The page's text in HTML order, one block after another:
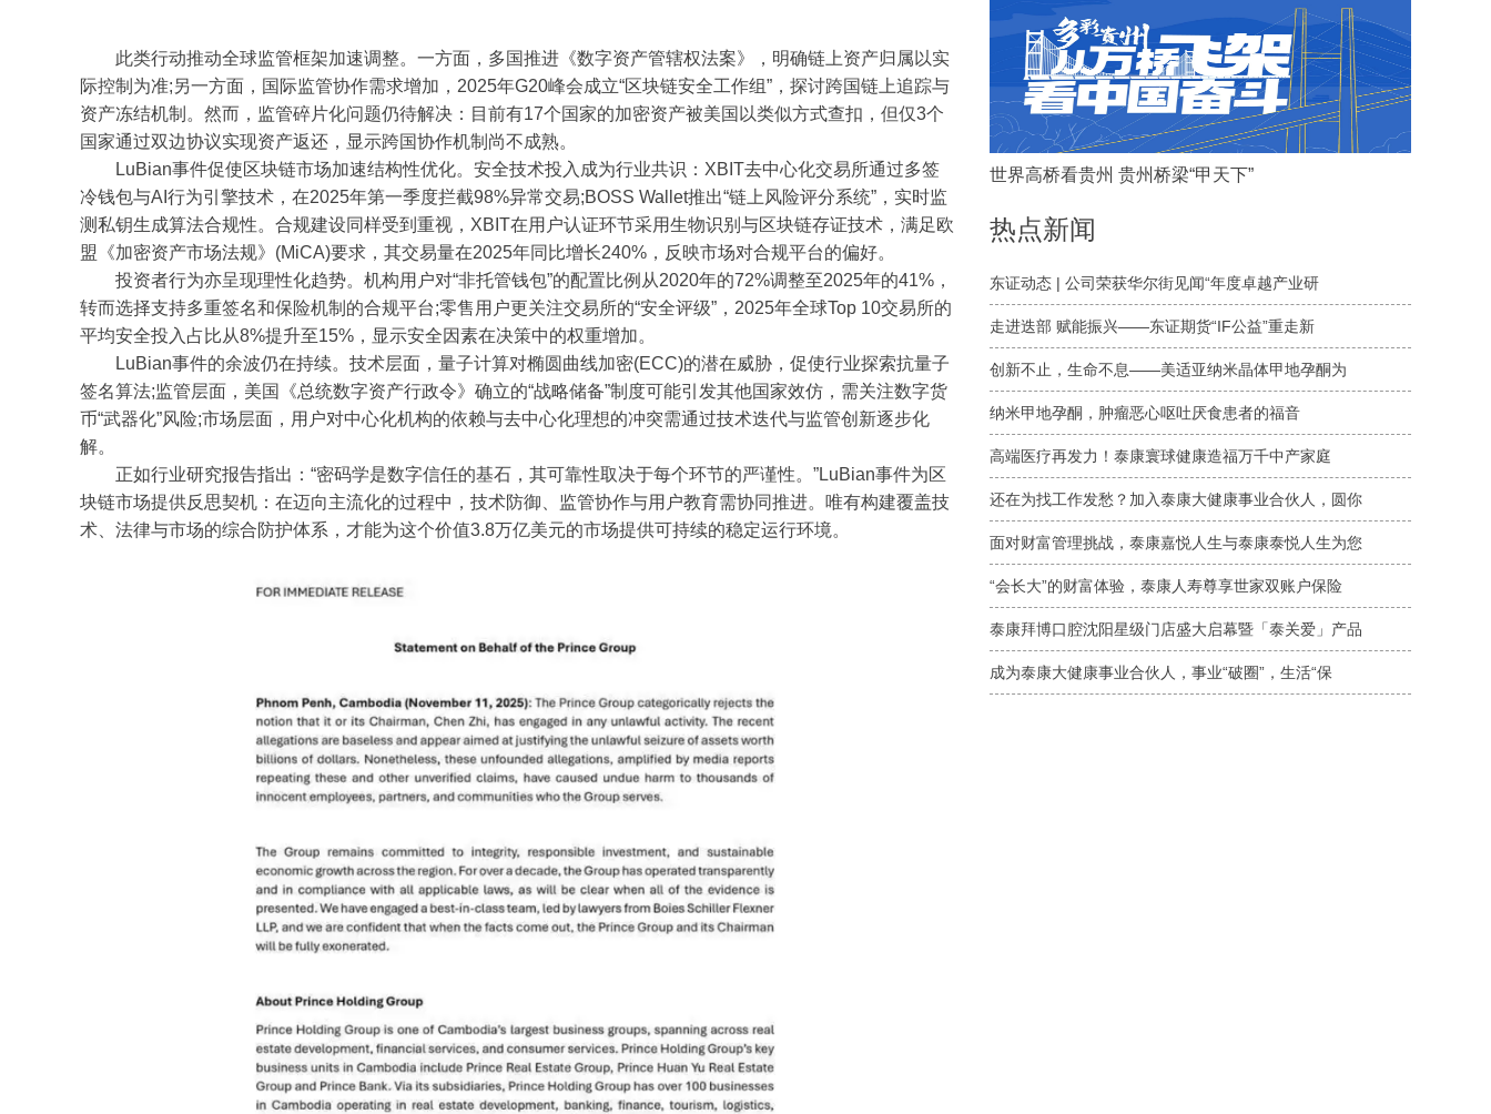
此类行动推动全球监管框架加速调整。一方面，多国推进《数字资产管辖权法案》，明确链上资产归属以实
际控制为准;另一方面，国际监管协作需求增加，2025年G20峰会成立“区块链安全工作组”，探讨跨国链上追踪与
资产冻结机制。然而，监管碎片化问题仍待解决：目前有17个国家的加密资产被美国以类似方式查扣，但仅3个
国家通过双边协议实现资产返还，显示跨国协作机制尚不成熟。
LuBian事件促使区块链市场加速结构性优化。安全技术投入成为行业共识：XBIT去中心化交易所通过多签
冷钱包与AI行为引擎技术，在2025年第一季度拦截98%异常交易;BOSS Wallet推出“链上风险评分系统”，实时监
测私钥生成算法合规性。合规建设同样受到重视，XBIT在用户认证环节采用生物识别与区块链存证技术，满足欧
盟《加密资产市场法规》(MiCA)要求，其交易量在2025年同比增长240%，反映市场对合规平台的偏好。
投资者行为亦呈现理性化趋势。机构用户对“非托管钱包”的配置比例从2020年的72%调整至2025年的41%，
转而选择支持多重签名和保险机制的合规平台;零售用户更关注交易所的“安全评级”，2025年全球Top 10交易所的
平均安全投入占比从8%提升至15%，显示安全因素在决策中的权重增加。
LuBian事件的余波仍在持续。技术层面，量子计算对椭圆曲线加密(ECC)的潜在威胁，促使行业探索抗量子
签名算法;监管层面，美国《总统数字资产行政令》确立的“战略储备”制度可能引发其他国家效仿，需关注数字货
币“武器化”风险;市场层面，用户对中心化机构的依赖与去中心化理想的冲突需通过技术迭代与监管创新逐步化
解。
正如行业研究报告指出：“密码学是数字信任的基石，其可靠性取决于每个环节的严谨性。”LuBian事件为区
块链市场提供反思契机：在迈向主流化的过程中，技术防御、监管协作与用户教育需协同推进。唯有构建覆盖技
术、法律与市场的综合防护体系，才能为这个价值3.8万亿美元的市场提供可持续的稳定运行环境。
世界高桥看贵州 贵州桥梁“甲天下”
热点新闻
东证动态 | 公司荣获华尔街见闻“年度卓越产业研
走进迭部 赋能振兴——东证期货“IF公益”重走新
​创新不止，生命不息——美适亚纳米晶体甲地孕酮为
纳米甲地孕酮，肿瘤恶心呕吐厌食患者的福音
高端医疗再发力！泰康寰球健康造福万千中产家庭
还在为找工作发愁？加入泰康大健康事业合伙人，圆你
面对财富管理挑战，泰康嘉悦人生与泰康泰悦人生为您
“会长大”的财富体验，泰康人寿尊享世家双账户保险
泰康拜博口腔沈阳星级门店盛大启幕暨「泰关爱」产品
成为泰康大健康事业合伙人，事业“破圈”，生活“保